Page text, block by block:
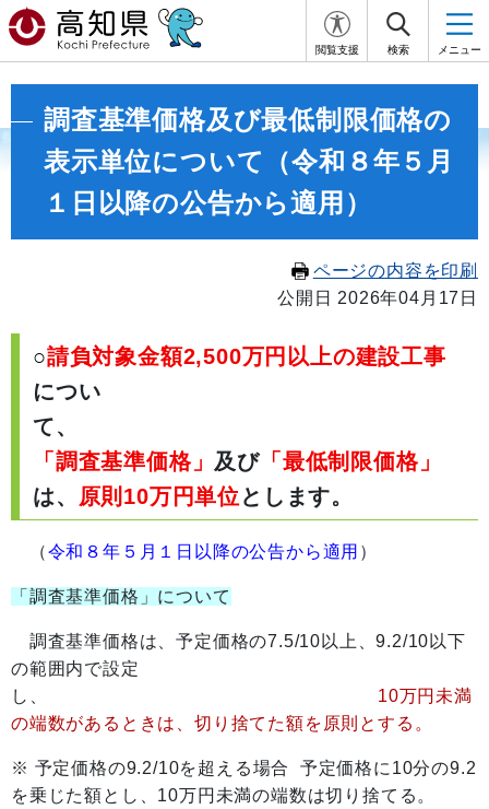
閲覧支援 検索 メニュー
調査基準価格及び最低制限価格の
表示単位について（令和８年５月
１日以降の公告から適用）
ページの内容を印刷
公開日 2026年04月17日
○請負対象金額2,500万円以上の建設工事
につい
て
「調査基準価格」 及び「最低制限価格」
は、
原則10万円単位 とします。
（令和８年５月１日以降の公告から適用 ）
「調査基準価格」について
調査基準価格は、予定価格の7.5/10以上、9.2/10以下
の範囲内で設定
し、 10万円未満
の端数があるときは、切り捨てた額を原則とする。
※ 予定価格の9.2/10を超える場合 予定価格に10分の9.2
を乗じた額とし、10万円未満の端数は切り捨てる。